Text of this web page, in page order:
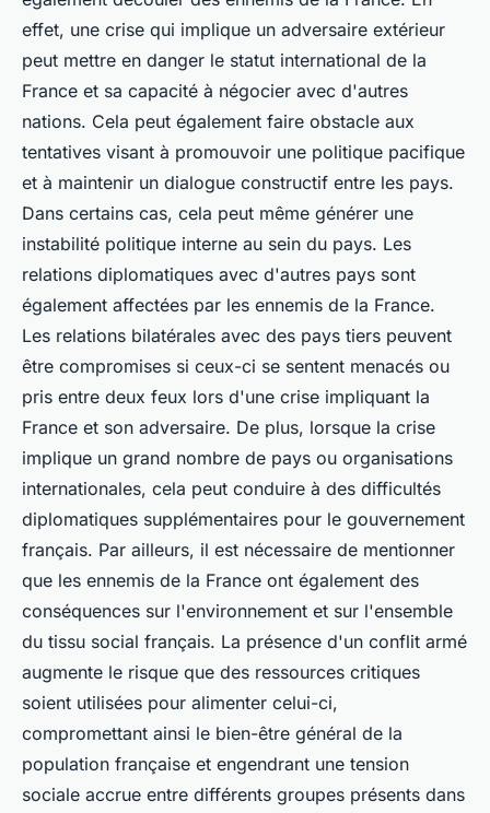
effet, une crise qui implique un adversaire extérieur
peut mettre en danger le statut international de la
France et sa capacité à négocier avec d'autres
nations. Cela peut également faire obstacle aux
tentatives visant à promouvoir une politique pacifique
et à maintenir un dialogue constructif entre les pays.
Dans certains cas, cela peut même générer une
instabilité politique interne au sein du pays. Les
relations diplomatiques avec d'autres pays sont
également affectées par les ennemis de la France.
Les relations bilatérales avec des pays tiers peuvent
être compromises si ceux-ci se sentent menacés ou
pris entre deux feux lors d'une crise impliquant la
France et son adversaire. De plus, lorsque la crise
implique un grand nombre de pays ou organisations
internationales, cela peut conduire à des difficultés
diplomatiques supplémentaires pour le gouvernement
français. Par ailleurs, il est nécessaire de mentionner
que les ennemis de la France ont également des
conséquences sur l'environnement et sur l'ensemble
du tissu social français. La présence d'un conflit armé
augmente le risque que des ressources critiques
soient utilisées pour alimenter celui-ci,
compromettant ainsi le bien-être général de la
population française et engendrant une tension
sociale accrue entre différents groupes présents dans